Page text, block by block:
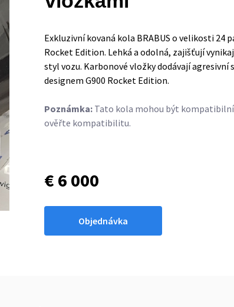
€ 6 000
Objednávka
Exkluzivní kovaná kola BRABUS o velikosti 24
Rocket Edition. Lehká a odolná, zajišťují
styl vozu. Karbonové vložky dodávají
designem G900 Rocket Edition.
Poznámka: Tato kola mohou být
ověřte kompatibilitu.